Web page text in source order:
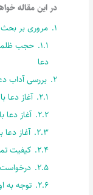
در این مقاله
1. مروری بر بحث
1.1. حجب
دعا
2. بررسی آداب
2.1. آغاز دعا
2.2. آغاز دعا
2.3. آغاز دعا
2.4. کیفیت
2.5.
2.6. توجه به